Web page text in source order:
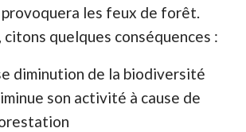
les feux de forêt.
citons quelques conséquences :
diminution de la biodiversité
son activité à cause de